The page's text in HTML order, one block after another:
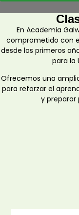
En Academia
comprometido con
desde los primeros
para la
Ofrecemos una
para reforzar el
y preparar